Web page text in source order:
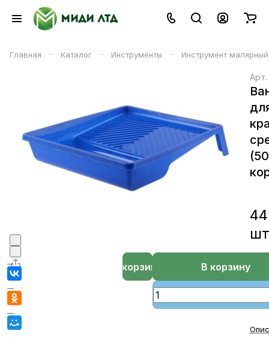
Главная – Каталог – Инструменты – Инструмент
Арт.
шт
В корзину
В корзине